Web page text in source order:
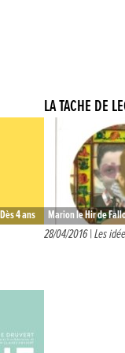
4 ans
mouton
LA TACHE DE
Marion le Hir de
Roman – Editions
28/04/2016 |Les